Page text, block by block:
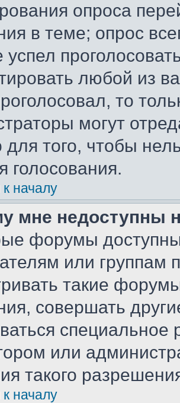
опроса
в теме; опрос
успел
любой из
то
могут
для того, чтобы
голосования.
началу
мне недоступны
форумы
или группам
такие
совершать
или
такого
началу